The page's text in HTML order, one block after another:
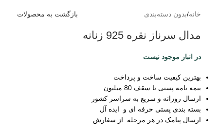
خانه/بدون دسته‌بندی بازگشت به محصولات
مدال سرناز نقره 925 زنانه
در انبار موجود نیست
بهترین کیفیت ساخت و پرداخت
بیمه نامه پستی تا سقف 80 میلیون
ارسال روزانه و سریع به سراسر کشور
بسته بندی پستی حرفه ای و ایده آل
ارسال پیامک در هر مرحله از سفارش